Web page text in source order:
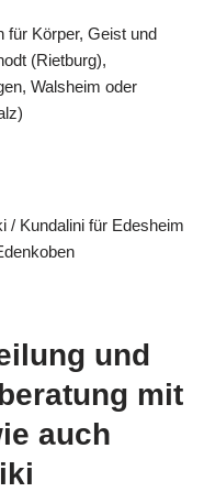
für Körper, Geist und
(Rietburg),
Walsheim oder
/ Kundalini für Edesheim
und
mit
auch